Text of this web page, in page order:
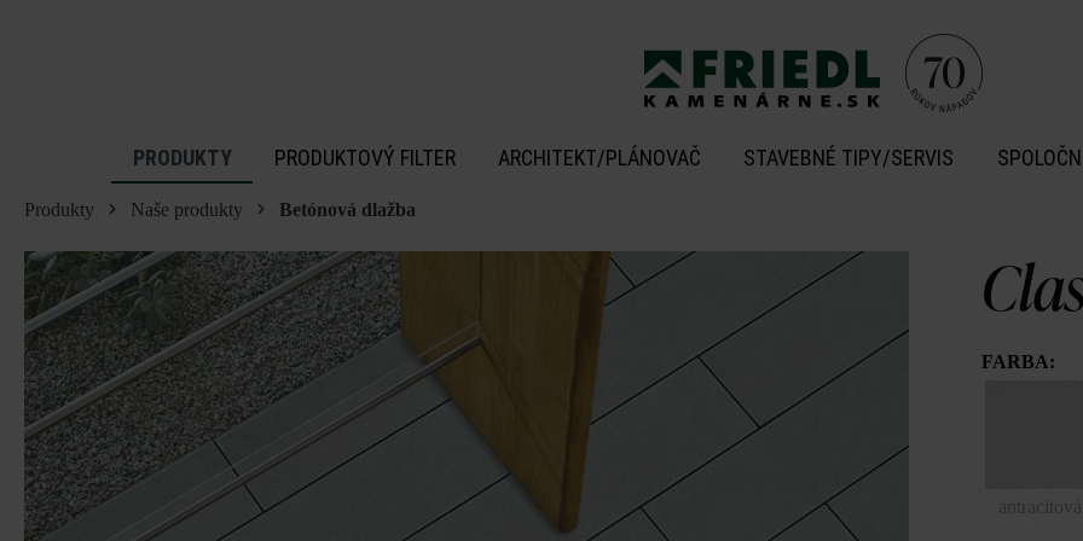
PRODUKTY PRODUKTOVÝ FILTER ARCHITEKT/PLÁNOVAČ STAVEBNÉ TIPY/SERVIS
Produkty Naše produkty Betónová dlažba
FARBA: